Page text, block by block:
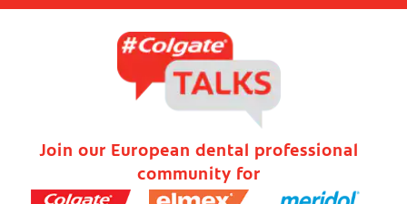
Join our European dental professional
community for